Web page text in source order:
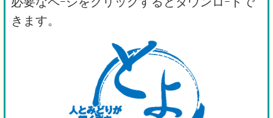
きます。